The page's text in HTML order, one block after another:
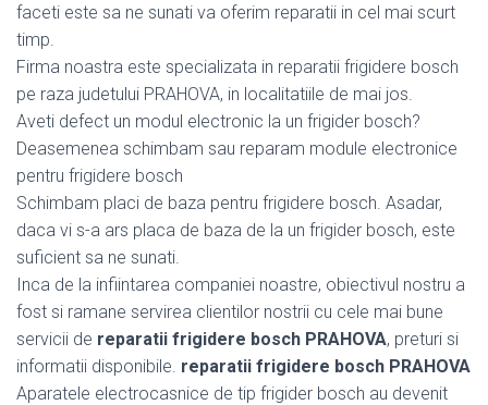
faceti este sa ne sunati va oferim reparatii in cel mai scurt
timp.
Firma noastra este specializata in reparatii frigidere bosch
pe raza judetului PRAHOVA, in localitatiile de mai jos.
Aveti defect un modul electronic la un frigider bosch?
Deasemenea schimbam sau reparam module electronice
pentru frigidere bosch
Schimbam placi de baza pentru frigidere bosch. Asadar,
daca vi s-a ars placa de baza de la un frigider bosch, este
suficient sa ne sunati.
Inca de la infiintarea companiei noastre, obiectivul nostru a
fost si ramane servirea clientilor nostrii cu cele mai bune
servicii de reparatii frigidere bosch PRAHOVA, preturi si
informatii disponibile. reparatii frigidere bosch PRAHOVA
Aparatele electrocasnice de tip frigider bosch au devenit